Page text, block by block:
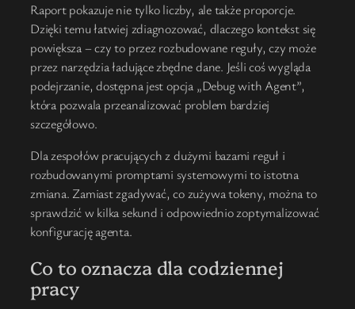
Raport pokazuje nie tylko liczby, ale także proporcje.
Dzięki temu łatwiej zdiagnozować, dlaczego kontekst się
powiększa – czy to przez rozbudowane reguły, czy może
przez narzędzia ładujące zbędne dane. Jeśli coś wygląda
podejrzanie, dostępna jest opcja „Debug with Agent”,
która pozwala przeanalizować problem bardziej
szczegółowo.
Dla zespołów pracujących z dużymi bazami reguł i
rozbudowanymi promptami systemowymi to istotna
zmiana. Zamiast zgadywać, co zużywa tokeny, można to
sprawdzić w kilka sekund i odpowiednio zoptymalizować
konfigurację agenta.
Co to oznacza dla codziennej
pracy